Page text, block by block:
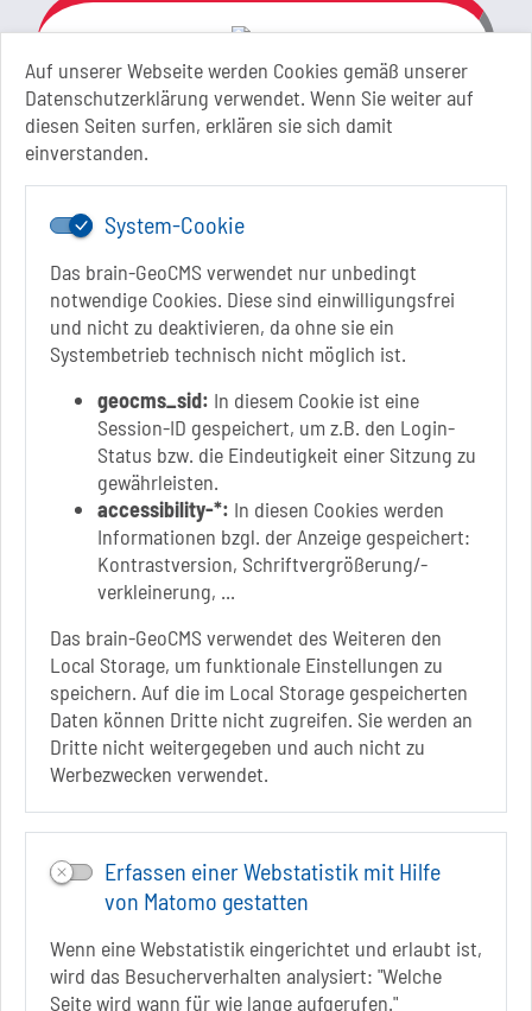
Auf unserer Webseite werden Cookies gemäß unserer
Datenschutzerklärung verwendet. Wenn Sie weiter auf
diesen Seiten surfen, erklären sie sich damit
einverstanden.
System-Cookie
Das brain-GeoCMS verwendet nur unbedingt
notwendige Cookies. Diese sind einwilligungsfrei
und nicht zu deaktivieren, da ohne sie ein
Systembetrieb technisch nicht möglich ist.
geocms_sid: In diesem Cookie ist eine
Session-ID gespeichert, um z.B. den Login-
Status bzw. die Eindeutigkeit einer Sitzung zu
gewährleisten.
accessibility-*: In diesen Cookies werden
Informationen bzgl. der Anzeige gespeichert:
Kontrastversion, Schriftvergrößerung/-
verkleinerung, ...
Das brain-GeoCMS verwendet des Weiteren den
Local Storage, um funktionale Einstellungen zu
speichern. Auf die im Local Storage gespeicherten
Daten können Dritte nicht zugreifen. Sie werden an
Dritte nicht weitergegeben und auch nicht zu
Werbezwecken verwendet.
Erfassen einer Webstatistik mit Hilfe
von Matomo gestatten
Wenn eine Webstatistik eingerichtet und erlaubt ist,
wird das Besucherverhalten analysiert: "Welche
Seite wird wann für wie lange aufgerufen."
Link zur Google-Maps Navigation
Stadt Schönebeck (Elbe)
Markt 1
39218 Schönebeck (Elbe)
Sachsen-Anhalt
+49 3928 710-0
+49 3928 710-199
stadt.sbk[at]schoenebeck-elbe.de
www.schoenebeck.de
Mo.: 13 Uhr - 15 Uhr
Di.: 9 Uhr - 11.30 Uhr
13 Uhr - 18 Uhr
Do.: 9 Uhr - 11.30 Uhr
Fr.: nach Vereinbarung
Folgt uns auf
FACEBOOK
INSTAGRAM
Link zur Google-Maps Navigation
SOLEPARK Schönebeck/Bad Salzelmen
Eigenbetrieb der Stadt Schönebeck (Elbe)
Badepark 1
39218 Schönebeck (Elbe)
+49 3928 7055-0
+49 3928 7055-42
info[at]solepark.de
www.visitschoenebeck.de
Infos zur Barrierefreiheit